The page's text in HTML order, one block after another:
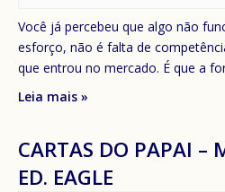
Você já percebeu que algo não
esforço, não é falta de
que entrou no mercado. É que a
Leia mais »
CARTAS DO PAPAI –
ED. EAGLE